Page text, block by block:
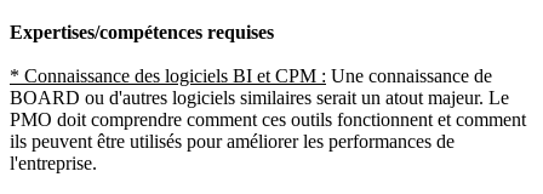
Expertises/compétences requises
* Connaissance des logiciels BI et CPM : Une connaissance de
BOARD ou d'autres logiciels similaires serait un atout majeur. Le
PMO doit comprendre comment ces outils fonctionnent et comment
ils peuvent être utilisés pour améliorer les performances de
l'entreprise.